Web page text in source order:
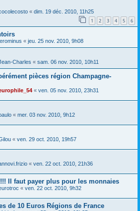
« dim. 19 déc. 2010, 11h25
1 2 3 4 5 6
« jeu. 25 nov. 2010, 9h08
Charles « sam. 06 nov. 2010, 10h11
pièces région Champagne-
« ven. 05 nov. 2010, 23h31
« mer. 03 nov. 2010, 9h12
« ven. 29 oct. 2010, 19h57
« ven. 22 oct. 2010, 21h36
Il faut payer plus pour les monnaies
« ven. 22 oct. 2010, 9h32
de 10 Euros Régions de France